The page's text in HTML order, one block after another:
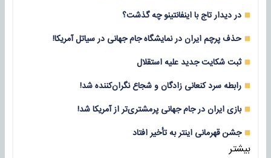
در دیدار تاج با اینفانتینو چه گذشت؟
حذف پرچم ایران در نمایشگاه جام جهانی در سیاتل آمریکا!
ثبت شکایت جدید علیه استقلال
رابطه سرد کنعانی زادگان و شجاع نگران‌کننده شد!
بازی‌ ایران در جام جهانی پرمشتری‌تر از آمریکا شد!
جشن قهرمانی اینتر به تأخیر افتاد
بیشتر